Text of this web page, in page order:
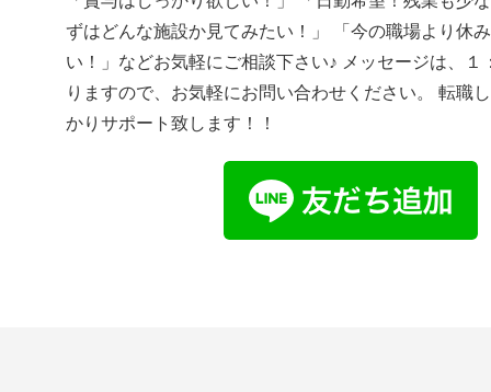
ずはどんな施設か見てみたい！」 「今の職場より休
い！」などお気軽にご相談下さい♪ メッセージは、１
りますので、お気軽にお問い合わせください。 転職
かりサポート致します！！